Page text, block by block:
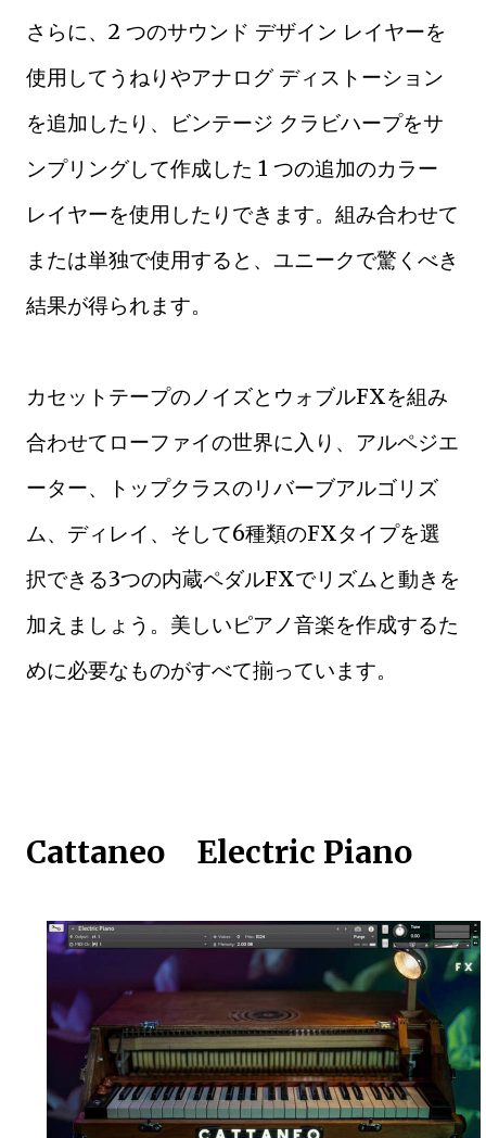
さらに、2 つのサウンド デザイン レイヤーを
使用してうねりやアナログ ディストーション
を追加したり、ビンテージ クラビハープをサ
ンプリングして作成した 1 つの追加のカラー
レイヤーを使用したりできます。組み合わせて
または単独で使用すると、ユニークで驚くべき
結果が得られます。
カセットテープのノイズとウォブルFXを組み
合わせてローファイの世界に入り、アルペジエ
ーター、トップクラスのリバーブアルゴリズ
ム、ディレイ、そして6種類のFXタイプを選
択できる3つの内蔵ペダルFXでリズムと動きを
加えましょう。美しいピアノ音楽を作成するた
めに必要なものがすべて揃っています。
Cattaneo Electric Piano